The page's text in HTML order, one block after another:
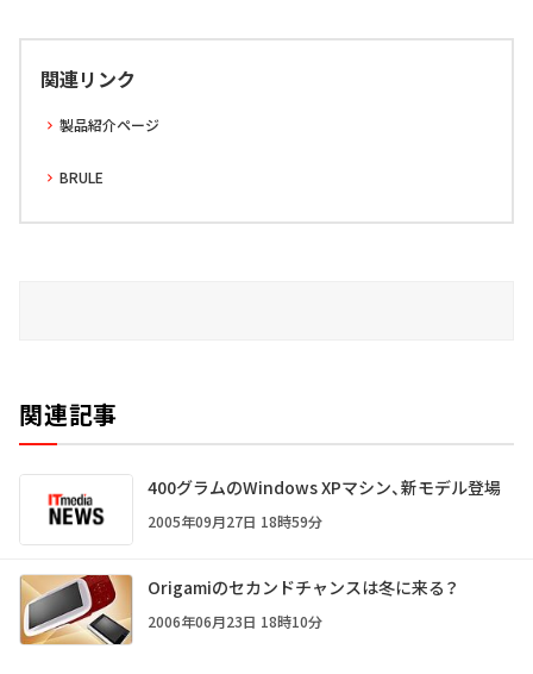
関連リンク
製品紹介ページ
BRULE
関連記事
400グラムのWindows XPマシン、新モデル登場
2005年09月27日 18時59分
Origamiのセカンドチャンスは冬に来る？
2006年06月23日 18時10分